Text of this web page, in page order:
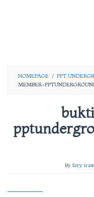
HOMEPAGE / PPT
MEMBER-
By fery